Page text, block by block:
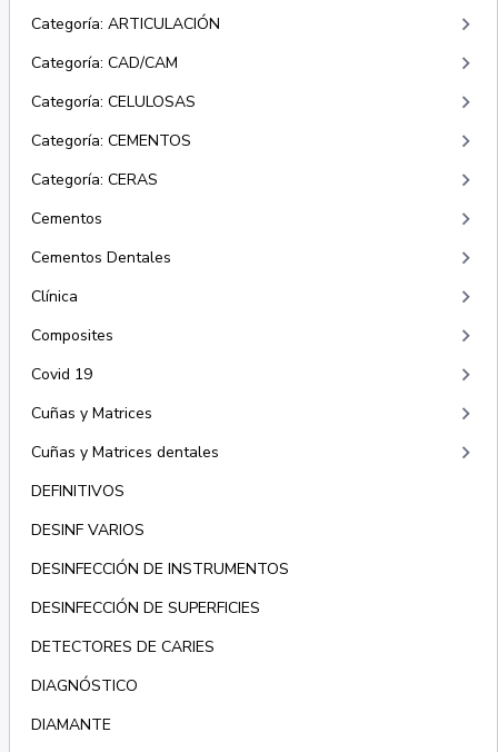
Categoría: ARTICULACIÓN keyboard_arrow_right
Categoría: CAD/CAM keyboard_arrow_right
Categoría: CELULOSAS keyboard_arrow_right
Categoría: CEMENTOS keyboard_arrow_right
Categoría: CERAS keyboard_arrow_right
Cementos keyboard_arrow_right
Cementos Dentales keyboard_arrow_right
Clínica keyboard_arrow_right
Composites keyboard_arrow_right
Covid 19 keyboard_arrow_right
Cuñas y Matrices keyboard_arrow_right
Cuñas y Matrices dentales keyboard_arrow_right
DEFINITIVOS
DESINF VARIOS
DESINFECCIÓN DE INSTRUMENTOS
DESINFECCIÓN DE SUPERFICIES
DETECTORES DE CARIES
DIAGNÓSTICO
DIAMANTE